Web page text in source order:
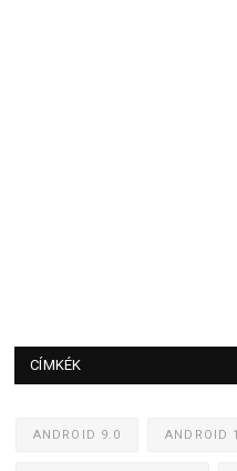
CÍMKÉK
ANDROID 9.0 ANDROID